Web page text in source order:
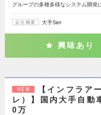
グループの多種多様なシステム開発
会社概要 大手Sier
興味あり
NEW
【インフラア
レ）】国内大手自
0万